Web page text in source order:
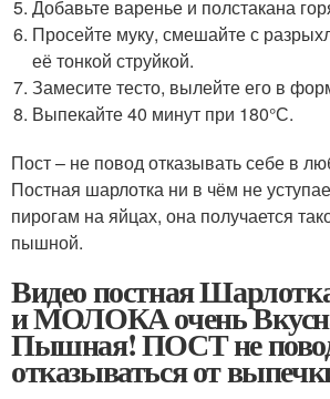
Добавьте варенье и полстакана
Просейте муку, смешайте с
её тонкой струйкой.
Замесите тесто, вылейте его в
Выпекайте 40 минут при 180°С.
Пост – не повод отказывать себе в
Постная шарлотка ни в чём не
пирогам на яйцах, она получается
пышной.
Видео постная
и МОЛОКА очень
Пышная! ПОСТ не
отказываться от